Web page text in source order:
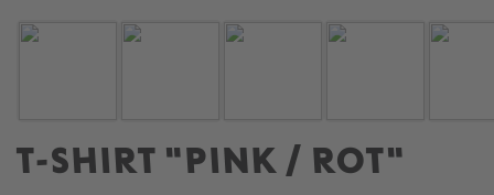
T-SHIRT "PINK / ROT"